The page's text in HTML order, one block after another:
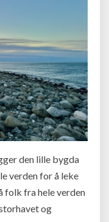
den lille bygda
verden for å leke
folk fra hele verden
og